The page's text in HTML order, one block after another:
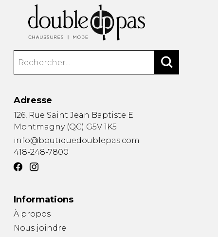
Adresse
126, Rue Saint Jean Baptiste E
Montmagny (QC) G5V 1K5
info@boutiquedoublepas.com
418-248-7800
Informations
À propos
Nous joindre